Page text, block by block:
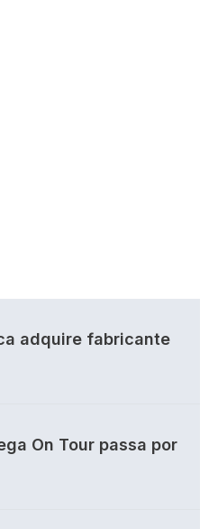
adquire fabricante
On Tour passa por